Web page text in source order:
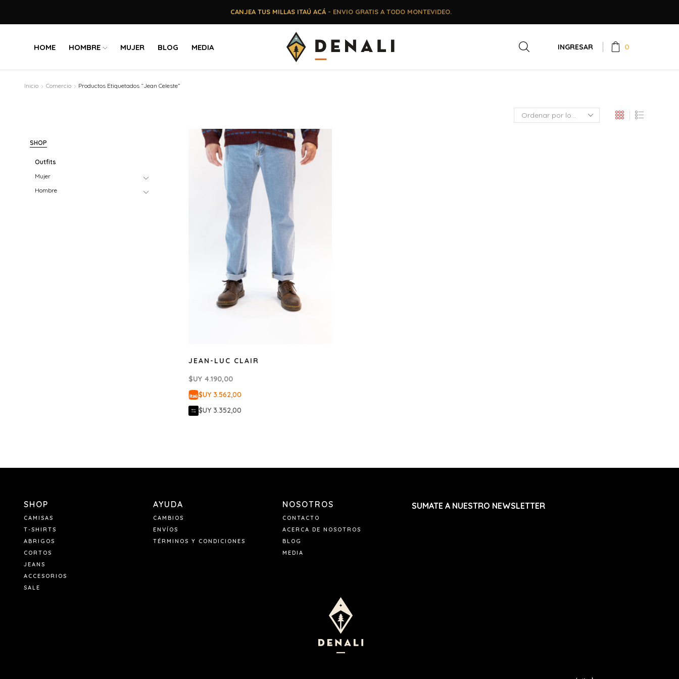
CANJEA TUS MILLAS ITAÚ ACÁ- ENVIO GRATIS A TODO MONTEVIDEO.
HOME HOMBRE MUJER BLOG MEDIA INGRESAR 0
Inicio Comercio Productos Etiquetados “Jean Celeste”
JEAN-LUC CLAIR
$UY 4.190,00
$UY 3.562,00
$UY 3.352,00
SHOP
Outfits
Mujer
Hombre
SHOP
CAMISAS
T-SHIRTS
ABRIGOS
CORTOS
JEANS
ACCESORIOS
SALE
AYUDA
CAMBIOS
ENVÍOS
TÉRMINOS Y CONDICIONES
NOSOTROS
CONTACTO
ACERCA DE NOSOTROS
BLOG
MEDIA
SUMATE A NUESTRO NEWSLETTER